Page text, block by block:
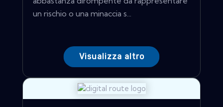
un rischio o una minaccia s...
Visualizza altro